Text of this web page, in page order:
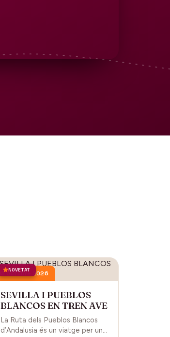
NOVETAT
3 octubre 2026
SEVILLA I PUEBLOS
BLANCOS EN TREN AVE
La Ruta dels Pueblos Blancos
d’Andalusia és un viatge per una